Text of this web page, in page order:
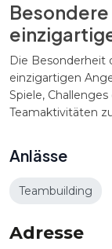
Die Besonderheit
einzigartigen
Spiele,
Teamaktivitäten
Anlässe
Teambuilding
Adresse